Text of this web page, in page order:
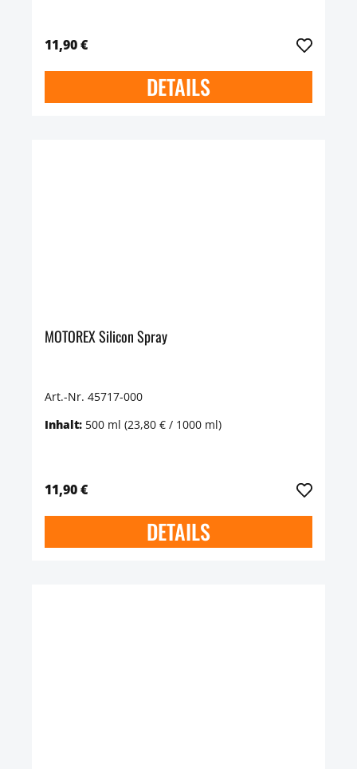
11,90 €
DETAILS
MOTOREX Silicon Spray
Art.-Nr. 45717-000
Inhalt: 500 ml (23,80 € / 1000 ml)
11,90 €
DETAILS